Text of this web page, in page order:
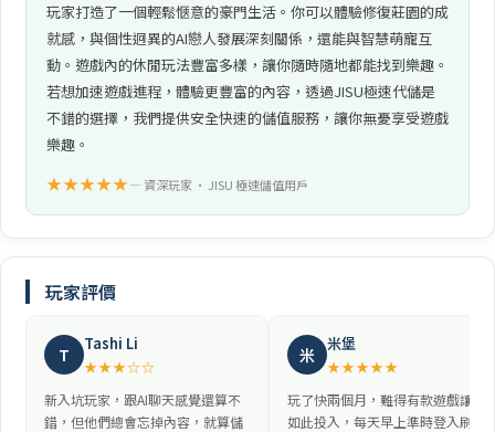
玩家打造了一個輕鬆愜意的豪門生活。你可以體驗修復莊園的成
就感，與個性迥異的AI戀人發展深刻關係，還能與智慧萌寵互
動。遊戲內的休閒玩法豐富多樣，讓你隨時隨地都能找到樂趣。
若想加速遊戲進程，體驗更豐富的內容，透過JISU極速代儲是
不錯的選擇，我們提供安全快速的儲值服務，讓你無憂享受遊戲
樂趣。
★★★★★— 資深玩家 • JISU 極速儲值用戶
玩家評價
T Tashi Li
★★★☆☆
新入坑玩家，跟AI聊天感覺還算不
錯，但他們總會忘掉內容，就算儲
米 米堡
★★★★★
玩了快兩個月，難得有款遊戲讓我
如此投入，每天早上準時登入刷任